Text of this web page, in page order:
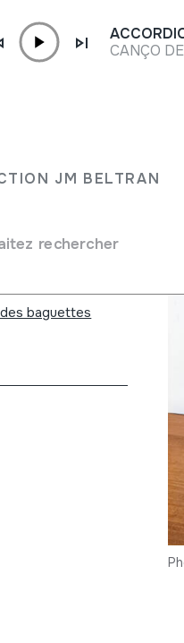
JM BELTRAN
rechercher
CANÇO
baguettes